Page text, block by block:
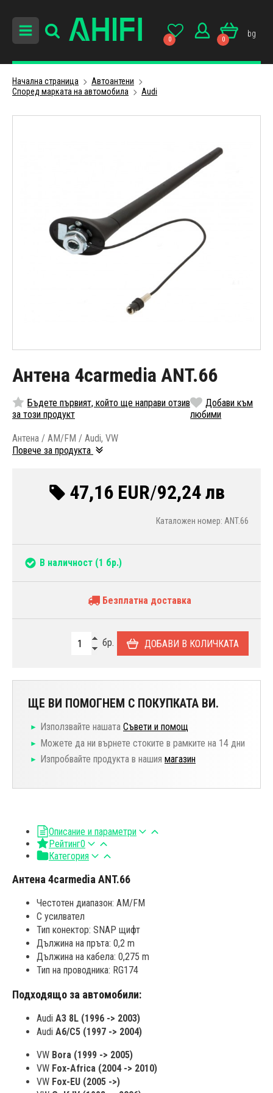
0 0
bg
Начална страница
Автоантени
Cпоред маркатa на автомобила
Audi
Антена 4carmedia ANT.66
Бъдете първият, който ще направи отзив
за този продукт
Добави към
любими
Антена / AM/FM / Audi, VW
Повече за продукта
47,16 EUR/92,24 лв
Каталожен номер: ANT.66
В наличност (1 бр.)
Безплатна доставка
бр. ДОБАВИ В КОЛИЧКАТА
ЩЕ ВИ ПОМОГНЕМ С ПОКУПКАТА ВИ.
Използвайте нашата Съвети и помощ
Можете да ни върнете стоките в рамките на 14 дни
Изпробвайте продукта в нашия магазин
Описание и параметри
Рейтинг0
Категория
Антена 4carmedia ANT.66
Честотен диапазон: AM/FM
С усилвател
Тип конектор: SNAP щифт
Дължина на пръта: 0,2 m
Дължина на кабела: 0,275 m
Тип на проводника: RG174
Подходящо за автомобили:
Audi A3 8L (1996 -> 2003)
Audi A6/C5 (1997 -> 2004)
VW Bora (1999 -> 2005)
VW Fox-Africa (2004 -> 2010)
VW Fox-EU (2005 ->)